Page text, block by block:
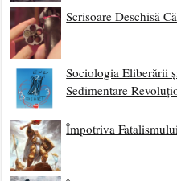
Scrisoare Deschisă
Sociologia Eliberării
Sedimentare
Împotriva